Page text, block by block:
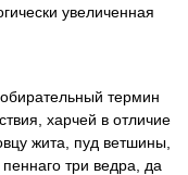
увеличенная
термин
харчей в отличие
жита, пуд ветшины,
три ведра, да